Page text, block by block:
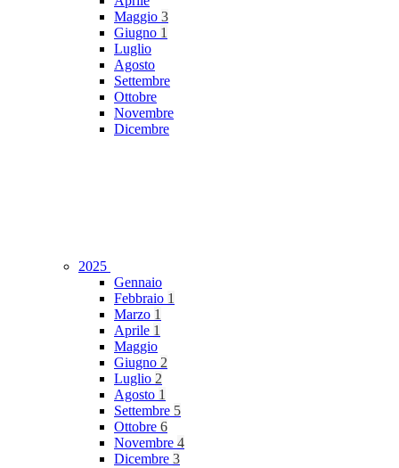
Maggio 3
Giugno 1
Luglio
Agosto
Settembre
Ottobre
Novembre
Dicembre
2025
Gennaio
Febbraio 1
Marzo 1
Aprile 1
Maggio
Giugno 2
Luglio 2
Agosto 1
Settembre 5
Ottobre 6
Novembre 4
Dicembre 3